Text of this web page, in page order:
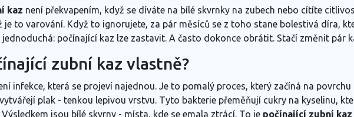
kaz není překvapením, když se díváte na bílé skvrnky na zubech nebo cítíte
je to varování. Když to ignorujete, za pár měsíců se z toho stane bolestivá díra,
počínající kaz lze zastavit. A často dokonce obrátit. Stačí změnit pár
zubní kaz vlastně?
infekce, která se projeví najednou. Je to pomalý proces, který začíná na
plak - tenkou lepivou vrstvu. Tyto bakterie přeměňují cukry na kyselinu,
jsou bílé skvrny - místa, kde se emala ztrácí. To je počínající zubní kaz